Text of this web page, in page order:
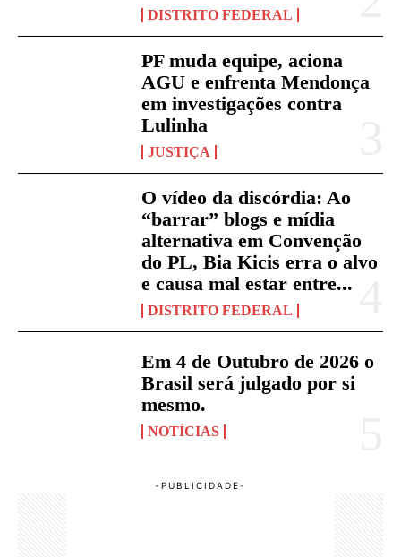
DISTRITO FEDERAL
PF muda equipe, aciona
AGU e enfrenta Mendonça
em investigações contra
Lulinha
JUSTIÇA
O vídeo da discórdia: Ao
“barrar” blogs e mídia
alternativa em Convenção
do PL, Bia Kicis erra o alvo
e causa mal estar entre...
DISTRITO FEDERAL
Em 4 de Outubro de 2026 o
Brasil será julgado por si
mesmo.
NOTÍCIAS